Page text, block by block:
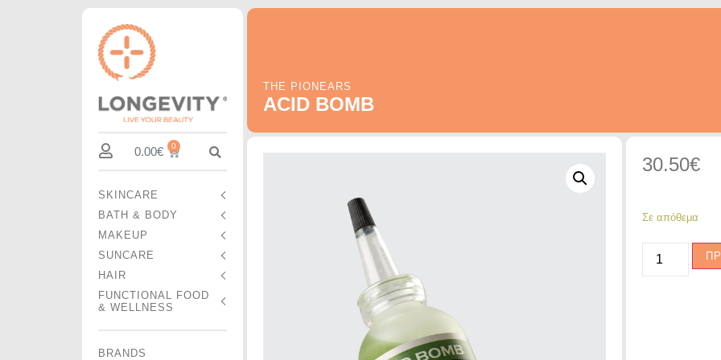
0.00€ 0
SKINCARE
BATH & BODY
MAKEUP
SUNCARE
HAIR
FUNCTIONAL FOOD
& WELLNESS
BRANDS
THE PIONEARS
ACID BOMB
30.50€
Σε απόθεμα